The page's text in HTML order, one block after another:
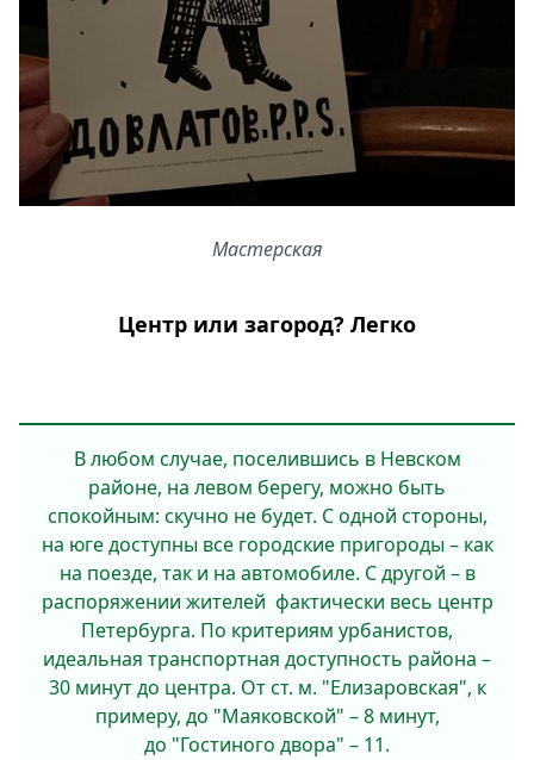
Мастерская
Центр или загород? Легко
В любом случае, поселившись в Невском
районе, на левом берегу, можно быть
спокойным: скучно не будет. С одной стороны,
на юге доступны все городские пригороды – как
на поезде, так и на автомобиле. С другой – в
распоряжении жителей фактически весь центр
Петербурга. По критериям урбанистов,
идеальная транспортная доступность района –
30 минут до центра. От ст. м. "Елизаровская", к
примеру, до "Маяковской" – 8 минут,
до "Гостиного двора" – 11.